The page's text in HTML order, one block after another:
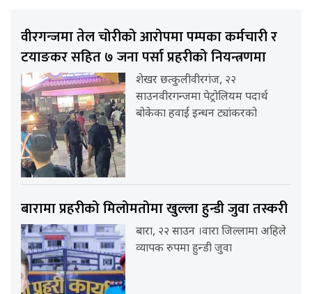
वीरगन्जमा तेल चोरीको आरोपमा पम्पका कर्मचारी र
टयाङकर सहित ७ जना पर्सा प्रहरीको नियन्त्रणमा
शेखर छत्कुलीवीरगंज, २२
साउनवीरगन्जमा पेट्रोलियम पदार्थ
बोकेका हवाई इन्धन ट्यांकरको
बारामा प्रहरीको मिलोमतोमा खुल्ला हुन्डी जुवा तस्करी
बारा, २२ साउन ।वारा जिल्लामा अहिले
व्यापक रुपमा हुन्डी जुवा